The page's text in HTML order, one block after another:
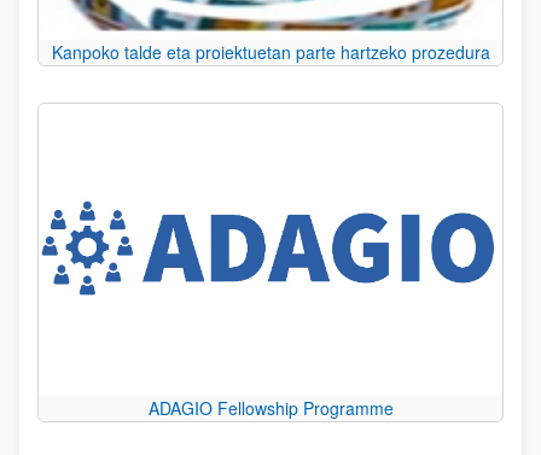
Kanpoko talde eta proiektuetan parte hartzeko prozedura
ADAGIO Fellowship Programme